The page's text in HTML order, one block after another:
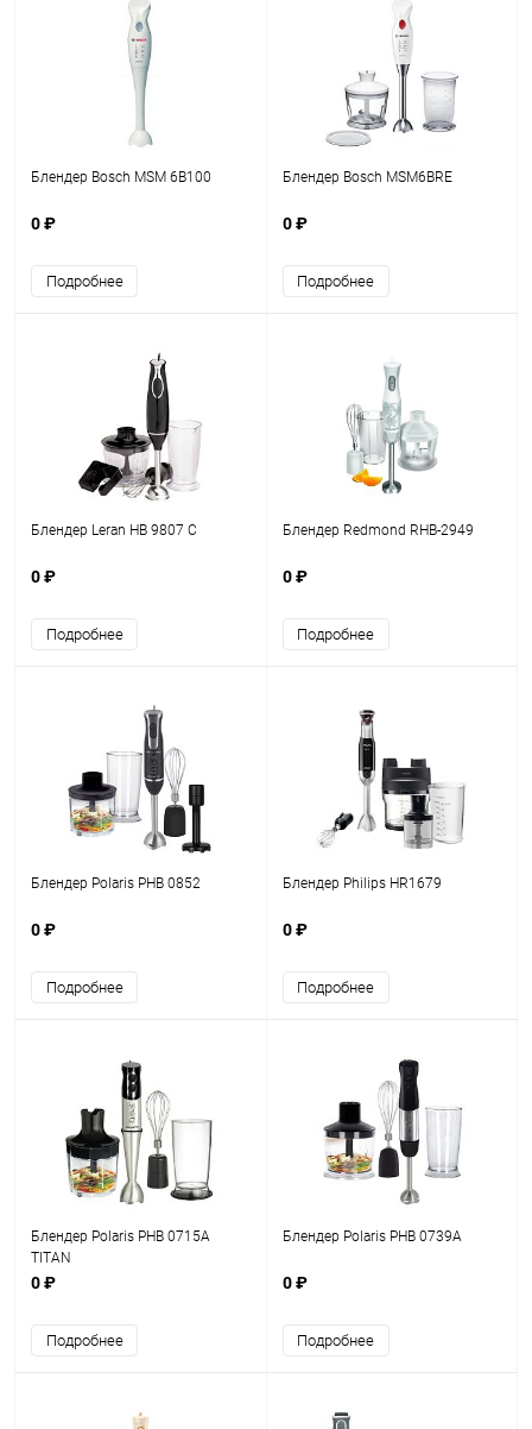
Блендер Bosch MSM 6B100
0 ₽
Подробнее
Блендер Bosch MSM6BRE
0 ₽
Подробнее
Блендер Leran HB 9807 C
0 ₽
Подробнее
Блендер Redmond RHB-2949
0 ₽
Подробнее
Блендер Polaris PHB 0852
0 ₽
Подробнее
Блендер Philips HR1679
0 ₽
Подробнее
Блендер Polaris PHB 0715A
TITAN
0 ₽
Подробнее
Блендер Polaris PHB 0739A
0 ₽
Подробнее